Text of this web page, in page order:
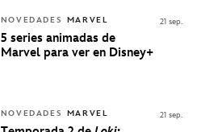
NOVEDADES MARVEL
5 series animadas de
Marvel para ver en Disney+
21 sep.
NOVEDADES MARVEL 21 sep.